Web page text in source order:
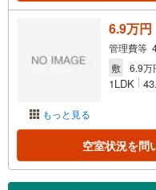
もっと見る
6.9万円
管理費等
敷
6.9万
1LDK
空室状況を問